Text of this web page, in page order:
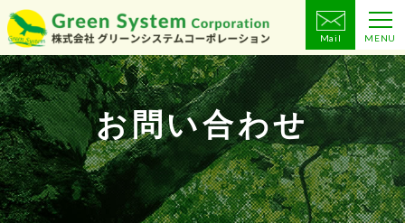
コ
ン
テ
ン
ツ
へ
ス
キ
Mail MENU
お問い合わせ